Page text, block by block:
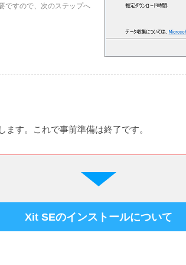
ですので、次のステップへ
す。これで事前準備は終了です。
Xit SEのインストールについて